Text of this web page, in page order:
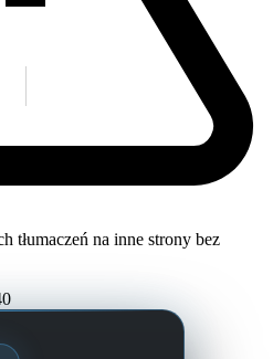
tłumaczeń na inne strony bez